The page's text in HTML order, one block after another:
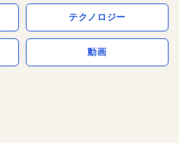
テクノロジー
動画